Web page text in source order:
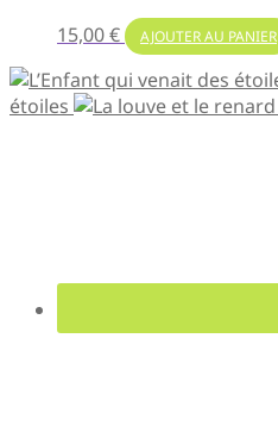
15,00€ AJOUTER AU PANIER
étoiles